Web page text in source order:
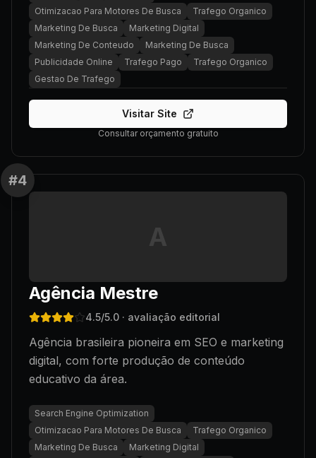
Otimizacao Para Motores De Busca
Trafego Organico
Marketing De Busca
Marketing Digital
Marketing De Conteudo
Marketing De Busca
Publicidade Online
Trafego Pago
Trafego Organico
Gestao De Trafego
Visitar Site
Consultar orçamento gratuito
#4
A
Agência Mestre
4.5/5.0 · avaliação editorial
Agência brasileira pioneira em SEO e marketing
digital, com forte produção de conteúdo
educativo da área.
Search Engine Optimization
Otimizacao Para Motores De Busca
Trafego Organico
Marketing De Busca
Marketing Digital